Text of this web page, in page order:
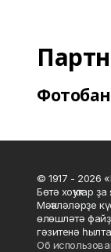
© 1917 - 2026
Бөтә хоҡуҡтар ҙа
Мәҡәләләрҙе
өлөшләтә
гәзитенә
Об